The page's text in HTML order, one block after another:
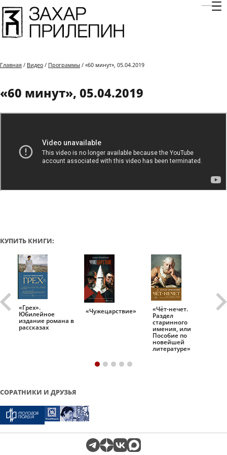
Главная / Видео / Программы / «60 минут», 05.04.2019
«60 минут», 05.04.2019
КУПИТЬ КНИГИ:
«Грех».
Юбилейное
издание романа в
рассказах
«Чужецарствие» «Чёт-нечет.
Раздел
старинного
имения, или
Пособие по
новейшей
литературе»
СОРАТНИКИ И ДРУЗЬЯ